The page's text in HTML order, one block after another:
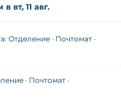
вт, 11 авг.
Отделение · Почтомат ·
· Почтомат ·